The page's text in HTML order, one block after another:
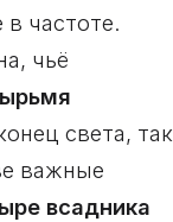
частоте.
чьё
света, так
важные
всадника